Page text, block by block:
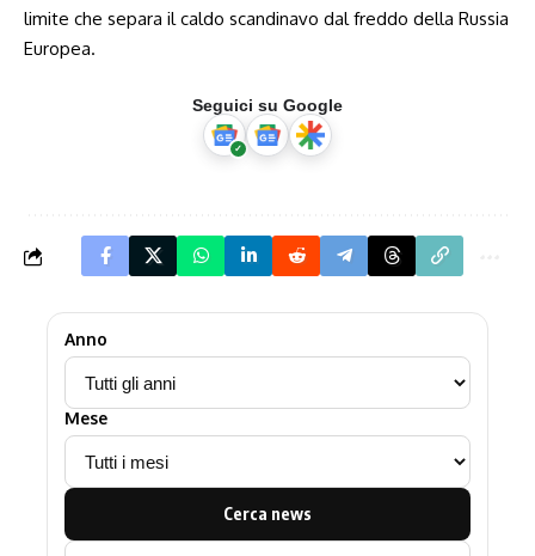
limite che separa il caldo scandinavo dal freddo della Russia
Europea.
Seguici su Google
Anno
Mese
Cerca news